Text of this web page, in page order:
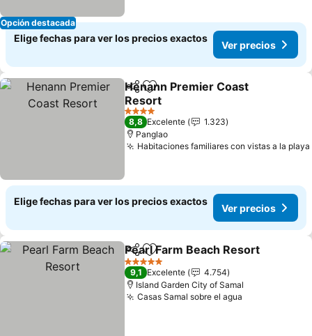
Opción destacada
Elige fechas para ver los precios exactos
Ver precios
CompartirAgregar a favoritos
Henann Premier Coast
Resort
4 Estrellas
8,8 Excelente
1.323
Panglao
Habitaciones familiares con vistas a la playa
Elige fechas para ver los precios exactos
Ver precios
CompartirAgregar a favoritos
Pearl Farm Beach Resort
5 Estrellas
9,1 Excelente
4.754
Island Garden City of Samal
Casas Samal sobre el agua